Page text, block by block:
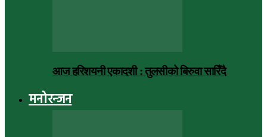
आज हरिशयनी एकादशी : तुलसीको बिरुवा सारिँदै
मनोरन्जन